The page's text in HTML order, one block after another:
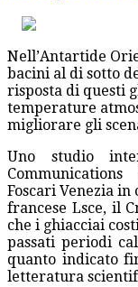
Nell’Antartide
bacini al di sotto
risposta di questi
temperature
migliorare gli
Uno studio
Foscari Venezia
francese Lsce, il
che i ghiacciai
passati periodi
quanto indicato
letteratura